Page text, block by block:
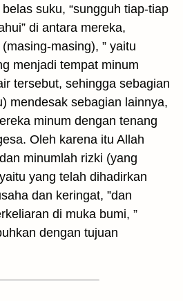
suku, “sungguh tiap-tiap
di antara mereka,
masing), ” yaitu
menjadi tempat minum
tersebut, sehingga sebagian
mendesak sebagian lainnya,
minum dengan tenang
Oleh karena itu Allah
minumlah rizki (yang
yang telah dihadirkan
dan keringat, ”dan
di muka bumi, ”
dengan tujuan